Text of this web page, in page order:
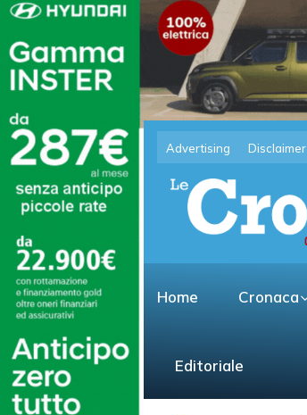
Advertising Disclaimer
Home Cronaca
Editoriale